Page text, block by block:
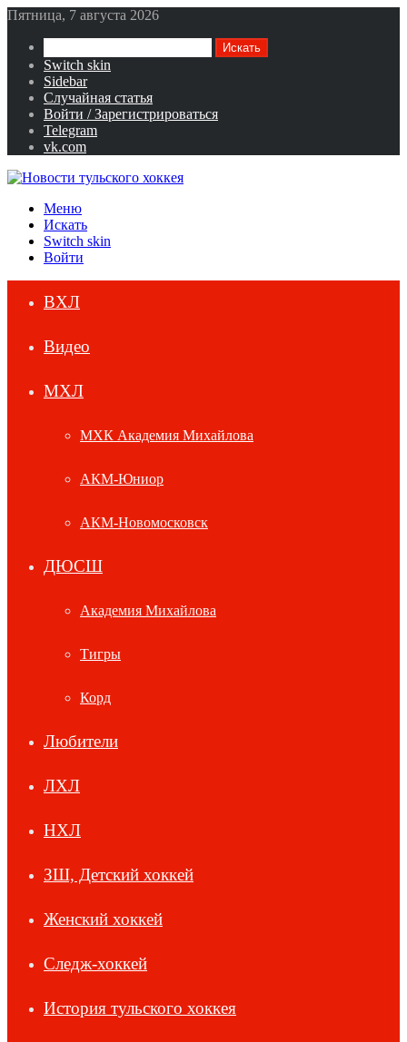
Пятница, 7 августа 2026
Искать
Switch skin
Sidebar
Случайная статья
Войти / Зарегистрироваться
Telegram
vk.com
Меню
Искать
Switch skin
Войти
ВХЛ
Видео
МХЛ
МХК Академия Михайлова
АКМ-Юниор
АКМ-Новомосковск
ДЮСШ
Академия Михайлова
Тигры
Корд
Любители
ЛХЛ
НХЛ
ЗШ, Детский хоккей
Женский хоккей
Следж-хоккей
История тульского хоккея